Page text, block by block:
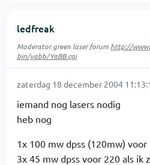
ledfreak
Moderator green laser forum http://
bin/yabb/YaBB.cgi
zaterdag 18 december 2004
iemand nog lasers nodig
heb nog
1x 100 mw dpss (120mw)
3x 45 mw dpss voor 220 als ik